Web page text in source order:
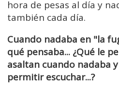
hora de pesas al día y
también cada día.
Cuando nadaba en "la
qué pensaba... ¿Qué le
asaltan cuando nadaba
permitir escuchar...?